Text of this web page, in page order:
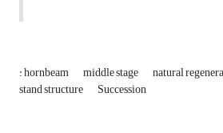
: hornbeam middle stage natural
stand structure Succession